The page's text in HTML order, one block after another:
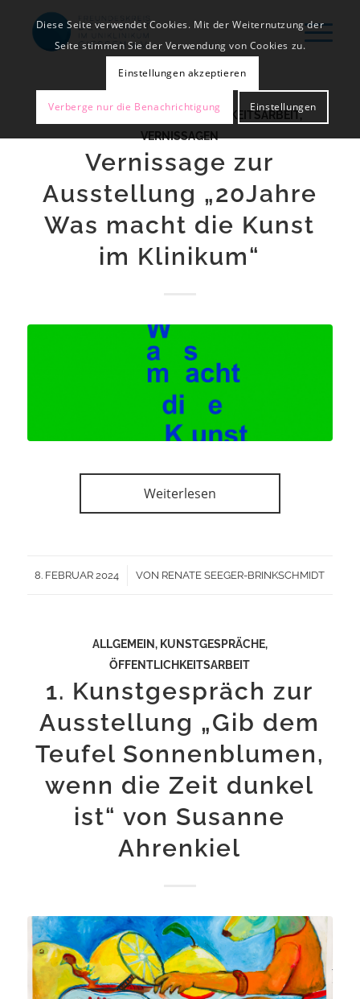
AUSSTELLUNGEN,ÖFFENTLICHKEITSARBEIT,
VERNISSAGEN
Vernissage zur
Ausstellung „20Jahre
Was macht die Kunst
im Klinikum“
Weiterlesen
8. FEBRUAR 2024
/ VON RENATE SEEGER-BRINKSCHMIDT
ALLGEMEIN, KUNSTGESPRÄCHE,
ÖFFENTLICHKEITSARBEIT
1. Kunstgespräch zur
Ausstellung „Gib dem
Teufel Sonnenblumen,
wenn die Zeit dunkel
ist“ von Susanne
Ahrenkiel
Diese Seite verwendet Cookies. Mit der Weiternutzung der
Seite stimmen Sie der Verwendung von Cookies zu.
Einstellungen akzeptieren
Verberge nur die Benachrichtigung Einstellungen